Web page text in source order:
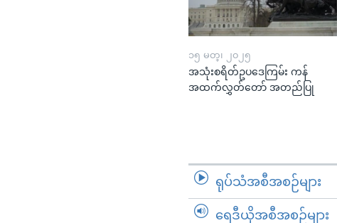
၁၅ မတ္၊ ၂၀၂၅
အသုံးစရိတ်ဥပဒေကြမ်း ကန်
အထက်လွှတ်တော် အတည်ပြု
ရုပ်သံအစီအစဉ်များ
ရေဒီယိုအစီအစဉ်များ